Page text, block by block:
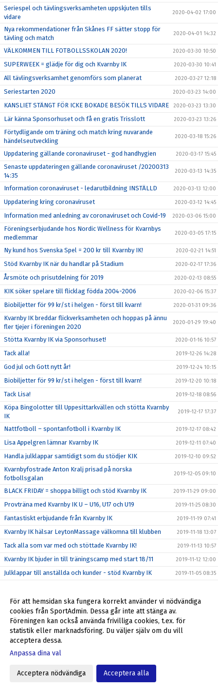
Seriespel och tävlingsverksamheten uppskjuten tills
vidare
2020-04-02 17:00
Nya rekommendationer från Skånes FF sätter stopp för
tävling och match
2020-04-01 14:32
VÄLKOMMEN TILL FOTBOLLSSKOLAN 2020! 2020-03-30 10:50
SUPERWEEK = glädje för dig och Kvarnby IK 2020-03-30 10:41
All tävlingsverksamhet genomförs som planerat 2020-03-27 12:18
Seriestarten 2020 2020-03-23 14:00
KANSLIET STÄNGT FÖR ICKE BOKADE BESÖK TILLS VIDARE 2020-03-23 13:30
Lär känna Sponsorhuset och få en gratis Trisslott 2020-03-23 13:26
Förtydligande om träning och match kring nuvarande
händelseutveckling
2020-03-18 15:26
Uppdatering gällande coronaviruset - god handhygien 2020-03-17 15:45
Senaste uppdateringen gällande coronaviruset /20200313
14:35
2020-03-13 14:35
Information coronaviruset - ledarutbildning INSTÄLLD 2020-03-13 12:00
Uppdatering kring coronaviruset 2020-03-12 14:45
Information med anledning av coronaviruset och Covid-19 2020-03-06 15:00
Föreningserbjudande hos Nordic Wellness för Kvarnbys
medlemmar
2020-03-05 17:15
Ny kund hos Svenska Spel = 200 kr till Kvarnby IK! 2020-02-21 14:51
Stöd Kvarnby IK när du handlar på Stadium 2020-02-17 17:36
Årsmöte och prisutdelning för 2019 2020-02-13 08:55
KIK söker spelare till flicklag födda 2004-2006 2020-02-06 15:37
Biobiljetter för 99 kr/st i helgen - först till kvarn! 2020-01-31 09:36
Kvarnby IK breddar flickverksamheten och hoppas på ännu
fler tjejer i föreningen 2020
2020-01-29 19:40
Stötta Kvarnby IK via Sponsorhuset! 2020-01-16 10:57
Tack alla! 2019-12-26 14:28
God jul och Gott nytt år! 2019-12-24 10:15
Biobiljetter för 99 kr/st i helgen - först till kvarn! 2019-12-20 10:18
Tack Lisa! 2019-12-18 08:56
Köpa Bingolotter till Uppesittarkvällen och stötta Kvarnby
IK
2019-12-17 17:37
Nattfotboll – spontanfotboll i Kvarnby IK 2019-12-17 08:42
Lisa Appelgren lämnar Kvarnby IK 2019-12-11 07:40
Handla julklappar samtidigt som du stödjer KIK 2019-12-10 09:52
Kvarnbyfostrade Anton Kralj prisad på norska
fotbollsgalan
2019-12-05 09:10
BLACK FRIDAY = shoppa billigt och stöd Kvarnby IK 2019-11-29 09:00
Provträna med Kvarnby IK U – U16, U17 och U19 2019-11-25 08:30
Fantastiskt erbjudande från Kvarnby IK 2019-11-19 07:41
Kvarnby IK hälsar LeytonMassage välkomna till klubben 2019-11-18 13:07
Tack alla som var med och stöttade Kvarnby IK! 2019-11-13 10:57
Kvarnby IK bjuder in till träningscamp med start 18/11 2019-11-12 12:00
Julklappar till anställda och kunder - stöd Kvarnby IK 2019-11-05 08:35
Richard, Max och Niklas förlänger - leder återtåget 2019-10-25 16:00
Stadium Memberdays - 25% rabatt! 2019-10-25 09:15
P04 klara för P16 Nationella 2020 2019-10-20 12:31
P04 kvalar till P16 Nationella 2020
Föreningsdagar på Stadium Svågertorp börjar nu
Ulf Jansson om återkomsten till Kvarnby IK
Stöd Kvarnby IK när du handlar på Flügger Färg
För att hemsidan ska fungera korrekt använder vi nödvändiga
cookies från SportAdmin. Dessa går inte att stänga av.
Föreningen kan också använda frivilliga cookies, t.ex. för
statistik eller marknadsföring. Du väljer själv om du vill
acceptera dessa.
Anpassa dina val
Acceptera nödvändiga Acceptera alla